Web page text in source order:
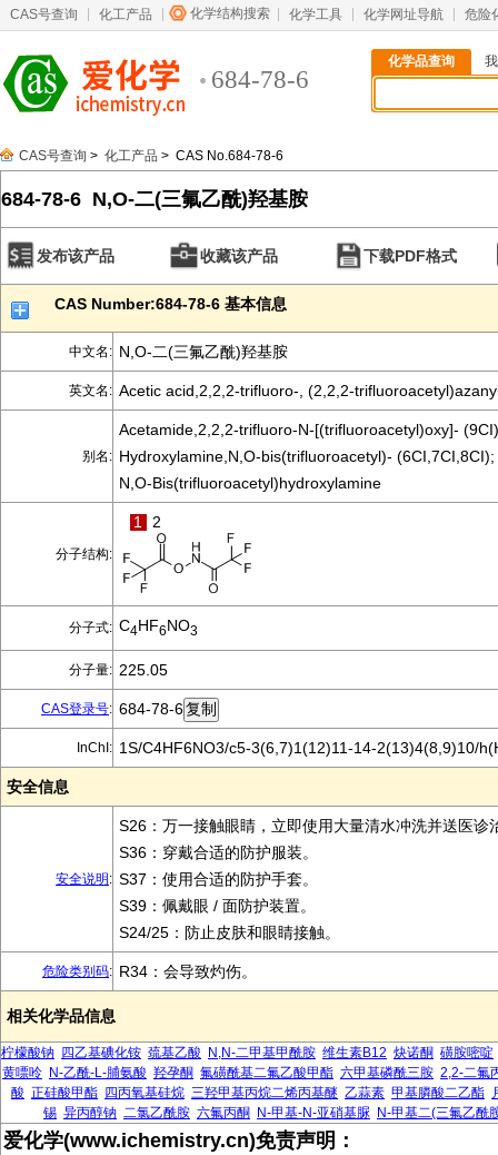
CAS号查询 化工产品 化学结构搜索 化学工具 化学网址导航 危险
684-78-6
化学品查询
CAS号查询 > 化工产品 > CAS No.684-78-6
684-78-6 N,O-二(三氟乙酰)羟基胺
发布该产品 收藏该产品 下载PDF格式
CAS Number:684-78-6 基本信息
中文名: N,O-二(三氟乙酰)羟基胺
英文名: Acetic acid,2,2,2-trifluoro-, (2,2,2-
别名:
Acetamide,2,2,2-trifluoro-N-[(trifluoroacetyl)oxy]-
Hydroxylamine,N,O-bis(trifluoroacetyl)- (6CI,7CI,8CI);
N,O-Bis(trifluoroacetyl)hydroxylamine
分子结构:
1 2
分子式: C4HF6NO3
分子量: 225.05
CAS登录号: 684-78-6
InChI: 1S/C4HF6NO3/c5-3(6,7)1(12)11-14-2(13)4(8,9)10/
安全信息
安全说明 :
S26：万一接触眼睛，立即使用大量清水冲洗并送医诊
S36：穿戴合适的防护服装。
S37：使用合适的防护手套。
S39：佩戴眼 / 面防护装置。
S24/25：防止皮肤和眼睛接触。
危险类别码: R34：会导致灼伤。
相关化学品信息
柠檬酸钠 四乙基碘化铵 巯基乙酸 N,N-二甲基甲酰胺 维生素B12 炔诺酮 磺胺嘧啶
黄嘌呤 N-乙酰-L-脯氨酸 羟孕酮 氟磺酰基二氟乙酸甲酯 六甲基磷酰三胺 2,2-二氟
酸 正硅酸甲酯 四丙氧基硅烷 三羟甲基丙烷二烯丙基醚 乙蒜素 甲基膦酸二乙酯
锡 异丙醇钠 二氯乙酰胺 六氟丙酮 N-甲基-N-亚硝基脲 N-甲基二(三氟乙酰
爱化学(www.ichemistry.cn)免责声明：